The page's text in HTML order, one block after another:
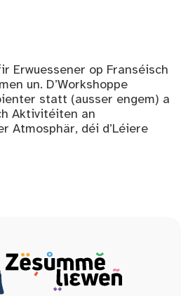
Erwuessener op Franséisch
un. D’Workshoppe
statt (ausser engem) a
Aktivitéiten an
Atmosphär, déi d’Léiere